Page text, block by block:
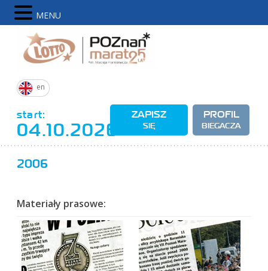
en
start:
04.10.2026
ZAPISZ
SIĘ
PROFIL
BIEGACZA
2006
Materiały prasowe:
MENU